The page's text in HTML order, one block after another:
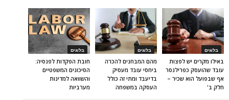
בלוגים
חובת הפקדות לפנסיה:
הסיכונים המשפטיים
והשוואה למדינות
מערביות
בלוגים
מהם המבחנים להכרה
ביחסי עובד מעסיק
בדיעבד ומתי זה כולל
העסקה במשפחה
בלוגים
באילו מקרים יש לפצות
עובד שהועסק כפרילנסר
אף שבפועל הוא שכיר –
חלק ב'